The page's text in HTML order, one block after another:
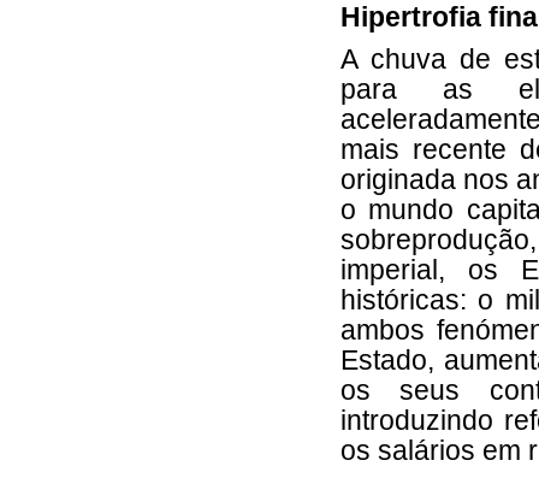
Hipertrofia
A chuva de
para as
mais recente
originada nos
o mundo
imperial, os
históricas: o
ambos
Estado,
os seus
introduzindo
os salários em